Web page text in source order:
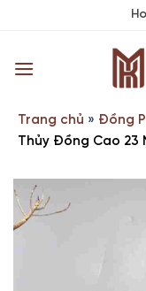
Trang chủ » Đồng
Thủy Đồng Cao 23